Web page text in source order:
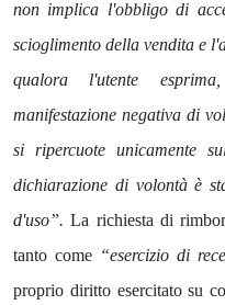
non implica l'obbligo di
scioglimento della vendita e
qualora l'utente
manifestazione negativa di
si ripercuote unicamente
dichiarazione di volontà è
d'uso”.La richiesta di
tanto come “esercizio di
proprio diritto esercitato su